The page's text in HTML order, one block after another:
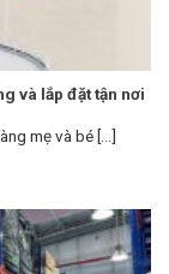
và lắp đặt tận nơi
mẹ và bé [...]